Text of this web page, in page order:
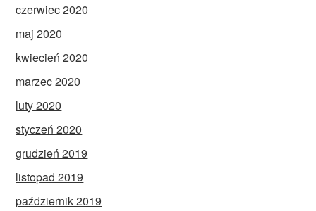
czerwiec 2020
maj 2020
kwiecień 2020
marzec 2020
luty 2020
styczeń 2020
grudzień 2019
listopad 2019
październik 2019